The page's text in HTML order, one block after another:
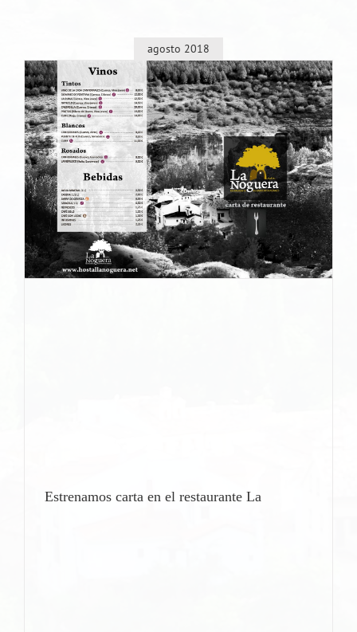
agosto 2018
Estrenamos carta en el restaurante La